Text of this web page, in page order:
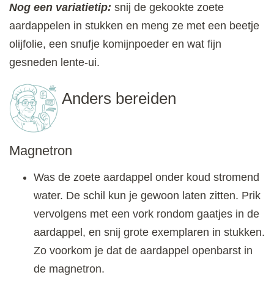
Nog een variatietip: snij de gekookte zoete
aardappelen in stukken en meng ze met een beetje
olijfolie, een snufje komijnpoeder en wat fijn
gesneden lente-ui.
Anders bereiden
Magnetron
Was de zoete aardappel onder koud stromend
water. De schil kun je gewoon laten zitten. Prik
vervolgens met een vork rondom gaatjes in de
aardappel, en snij grote exemplaren in stukken.
Zo voorkom je dat de aardappel openbarst in
de magnetron.